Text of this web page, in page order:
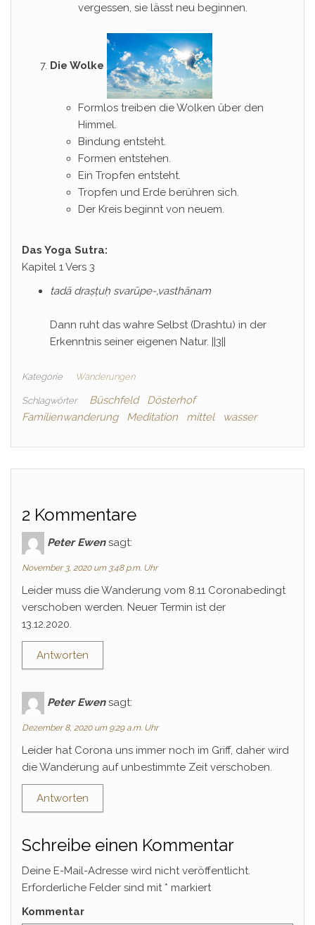
vergessen, sie lässt neu beginnen.
Die Wolke
Formlos treiben die Wolken über den
Himmel.
Bindung entsteht.
Formen entstehen.
Ein Tropfen entsteht.
Tropfen und Erde berühren sich.
Der Kreis beginnt von neuem.
Das Yoga Sutra:
Kapitel 1 Vers 3
tadā draṣṭuḥ svarūpe-‚vasthānam
Dann ruht das wahre Selbst (Drashtu) in der
Erkenntnis seiner eigenen Natur. ||3||
Kategorie Wanderungen
Schlagwörter Büschfeld
Dösterhof
Familienwanderung
Meditation mittel wasser
2 Kommentare
Peter Ewen sagt:
November 3, 2020 um 3:48 p.m. Uhr
Leider muss die Wanderung vom 8.11 Coronabedingt
verschoben werden. Neuer Termin ist der
13.12.2020.
Antworten
Peter Ewen sagt:
Dezember 8, 2020 um 9:29 a.m. Uhr
Leider hat Corona uns immer noch im Griff, daher wird
die Wanderung auf unbestimmte Zeit verschoben.
Antworten
Schreibe einen Kommentar
Deine E-Mail-Adresse wird nicht veröffentlicht.
Erforderliche Felder sind mit * markiert
Kommentar